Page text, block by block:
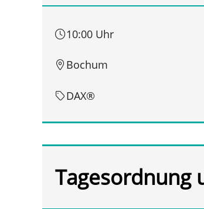
10:00 Uhr
Bochum
DAX®
Tagesordnung